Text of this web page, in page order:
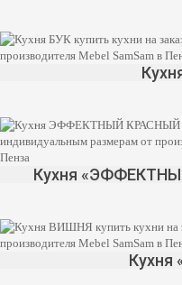
Кухня
Кухня